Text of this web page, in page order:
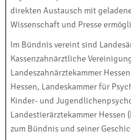
direkten Austausch mit
Wissenschaft und Presse
Im Bündnis vereint sind
Kassenzahnärztliche
Landeszahnärztekammer
Hessen, Landeskammer für
Kinder- und
Landestierärztekammer Hessen
zum Bündnis und seiner